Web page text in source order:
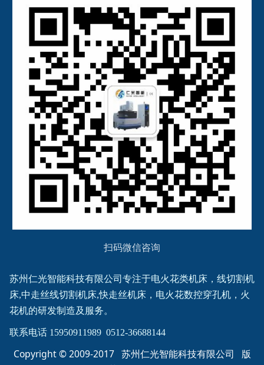
扫码微信咨询
苏州仁光智能科技有限公司专注于电火花类机床，线切割机
床,中走丝线切割机床,快走丝机床，电火花数控穿孔机，火
花机的研发制造及服务。
联系电话 15950911989  0512-36688144
Copyright © 2009-2017 苏州仁光智能科技有限公司 版